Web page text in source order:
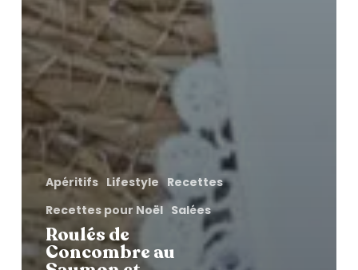
Apéritifs Lifestyle Recettes
Recettes pour Noël Salées
Roulés de
Concombre au